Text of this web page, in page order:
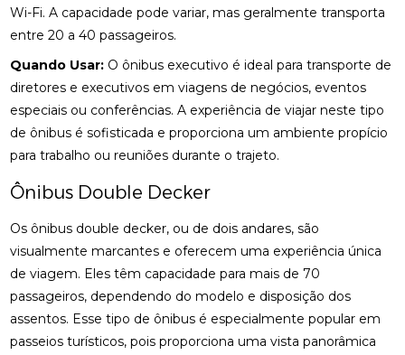
Wi-Fi. A capacidade pode variar, mas geralmente transporta
entre 20 a 40 passageiros.
Quando Usar: O ônibus executivo é ideal para transporte de
diretores e executivos em viagens de negócios, eventos
especiais ou conferências. A experiência de viajar neste tipo
de ônibus é sofisticada e proporciona um ambiente propício
para trabalho ou reuniões durante o trajeto.
Ônibus Double Decker
Os ônibus double decker, ou de dois andares, são
visualmente marcantes e oferecem uma experiência única
de viagem. Eles têm capacidade para mais de 70
passageiros, dependendo do modelo e disposição dos
assentos. Esse tipo de ônibus é especialmente popular em
passeios turísticos, pois proporciona uma vista panorâmica